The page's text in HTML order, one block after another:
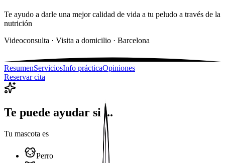
Te ayudo a darle una mejor calidad de vida a tu peludo a través de la
nutrición
Videoconsulta · Visita a domicilio · Barcelona
ResumenServiciosInfo prácticaOpiniones
Reservar cita
Te puede ayudar si ...
Tu mascota es
Perro